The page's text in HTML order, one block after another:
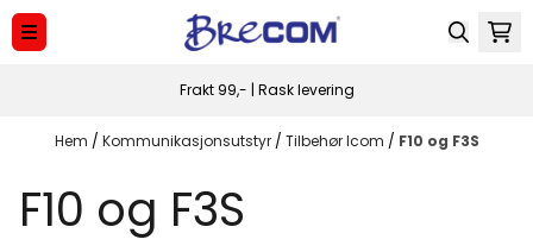
Hoppa till innehåll
Frakt 99,- | Rask levering
Hem / Kommunikasjonsutstyr / Tilbehør Icom / F10 og F3S
F10 og F3S